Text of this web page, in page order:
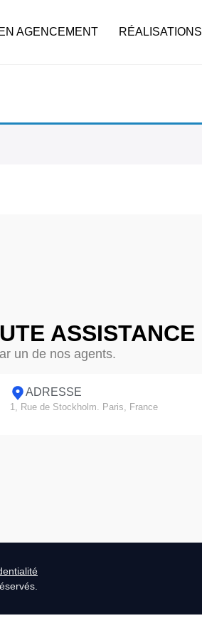
AGENCEMENT RÉALISATIONS
ASSISTANCE
un de nos agents.
ADRESSE
1, Rue de Stockholm. Paris, France